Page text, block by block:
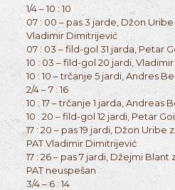
1/4 – 10 : 10
07 : 00 – pas 3 jarde, Džon
Vladimir Dimitrijević
07 : 03 – fild-gol 31 jarda, Petar
10 : 03 – fild-gol 20 jardi,
10 : 10 – trčanje 5 jardi, Andres
2/4 – 7 : 16
10 : 17 – trčanje 1 jarda, Andreas
10 : 20 – fild-gol 12 jardi, Petar
17 : 20 – pas 19 jardi, Džon Uribe
PAT Vladimir Dimitrijević
17 : 26 – pas 7 jardi, Džejmi
PAT neuspešan
3/4 – 6 : 14